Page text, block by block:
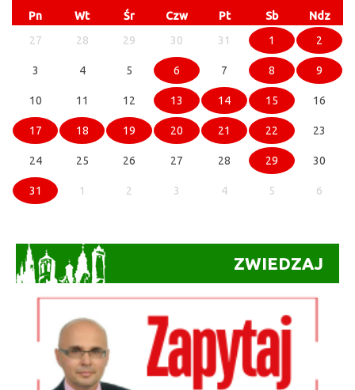
Pn
Wt Śr Czw Pt Sb
Ndz
27
28 29 30 31 1 2
3 4 5 6 7 8 9
10 11 12 13 14 15 16
17 18 19 20 21 22 23
24 25 26 27 28 29 30
31 1 2 3 4 5 6
ZWIEDZAJ